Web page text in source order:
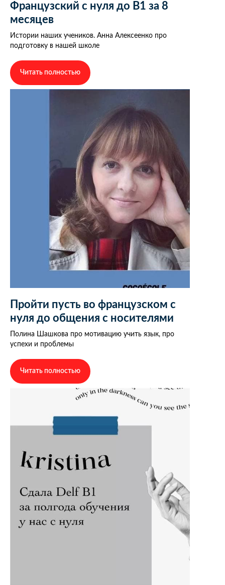
Французский с нуля до В1 за 8
месяцев
Истории наших учеников. Анна Алексеенко про
подготовку в нашей школе
Читать полностью
Пройти пусть во французском с
нуля до общения с носителями
Полина Шашкова про мотивацию учить язык, про
успехи и проблемы
Читать полностью